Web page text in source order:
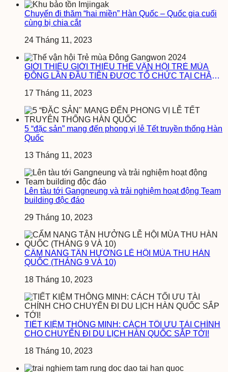
Chuyến đi thăm “hai miền” Hàn Quốc – Quốc gia cuối
cùng bị chia cắt
24 Tháng 11, 2023
GIỚI THIỆU GIỚI THIỆU THẾ VẬN HỘI TRẺ MÙA
ĐÔNG LẦN ĐẦU TIÊN ĐƯỢC TỔ CHỨC TẠI CHÂU
17 Tháng 11, 2023
5 “đặc sản” mang đến phong vị lễ Tết truyền thống Hàn
Quốc
13 Tháng 11, 2023
Lên tàu tới Gangneung và trải nghiệm hoạt động Team
building độc đáo
29 Tháng 10, 2023
CẨM NANG TẬN HƯỞNG LỄ HỘI MÙA THU HÀN
QUỐC (THÁNG 9 VÀ 10)
18 Tháng 10, 2023
TIẾT KIỆM THÔNG MINH: CÁCH TỐI ƯU TÀI CHÍNH
CHO CHUYẾN ĐI DU LỊCH HÀN QUỐC SẮP TỚI!
18 Tháng 10, 2023